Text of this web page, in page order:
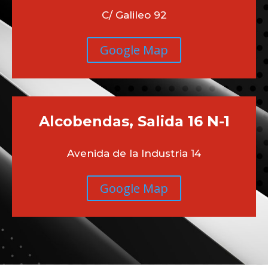
C/ Galileo 92
Google Map
Alcobendas, Salida 16 N-1
Avenida de la Industria 14
Google Map